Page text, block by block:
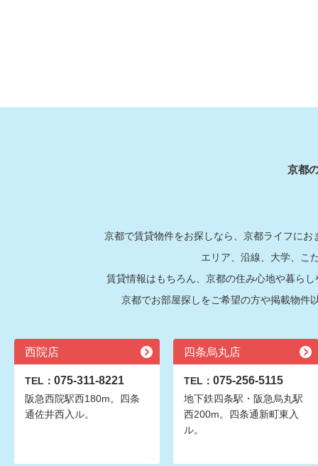
京都
京都で賃貸物件をお探しなら、京都ライフに
エリア、沿線、大学、こ
賃貸情報はもちろん、京都の住み心地や暮ら
京都でお部屋探しをご希望の方や掲載物件
西院店
TEL： 075-311-8221
阪急西院駅西180m。四条
通佐井西入ル。
四条烏丸店
TEL： 075-256-5115
地下鉄四条駅・阪急烏丸駅
西200m。四条通新町東入
ル。